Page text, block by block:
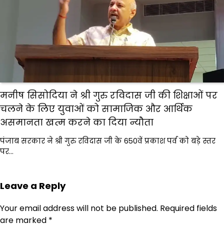
मनीष सिसोदिया ने श्री गुरु रविदास जी की शिक्षाओं पर
चलने के लिए युवाओं को सामाजिक और आर्थिक
असमानता खत्म करने का दिया न्यौता
पंजाब सरकार ने श्री गुरु रविदास जी के 650वें प्रकाश पर्व को बड़े स्तर
पर…
Leave a Reply
Your email address will not be published. Required fields
are marked *